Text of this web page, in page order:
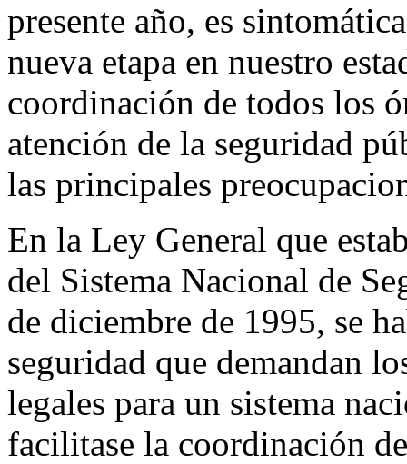
presente año, es
nueva etapa en nuestro
coordinación de todos los
atención de la seguridad
las principales
En la Ley General que
del Sistema Nacional de
de diciembre de 1995, se
seguridad que demandan
legales para un sistema
facilitase la coordinación